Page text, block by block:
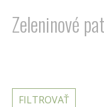
Zeleninové
FILTROVAŤ